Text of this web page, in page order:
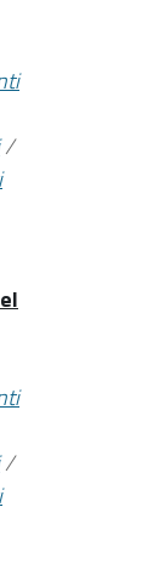
/
/